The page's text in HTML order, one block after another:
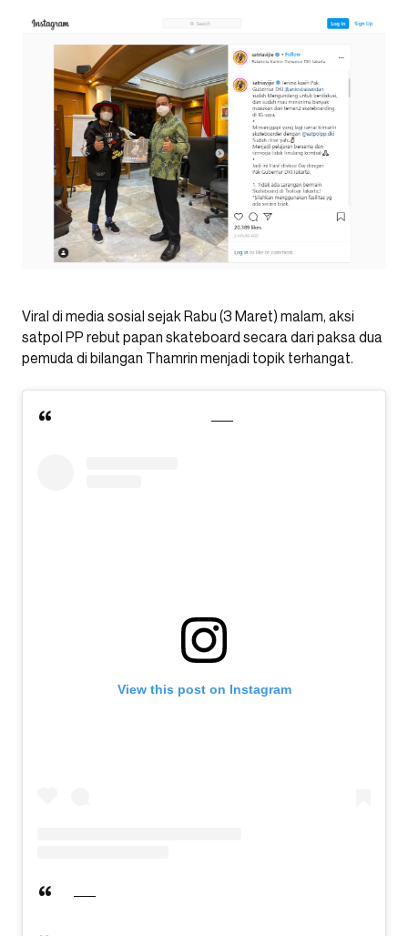
Viral di media sosial sejak Rabu (3 Maret) malam, aksi
satpol PP rebut papan skateboard secara dari paksa dua
pemuda di bilangan Thamrin menjadi topik terhangat.
View this post on Instagram